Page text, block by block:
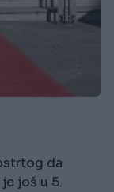
da
još u 5.